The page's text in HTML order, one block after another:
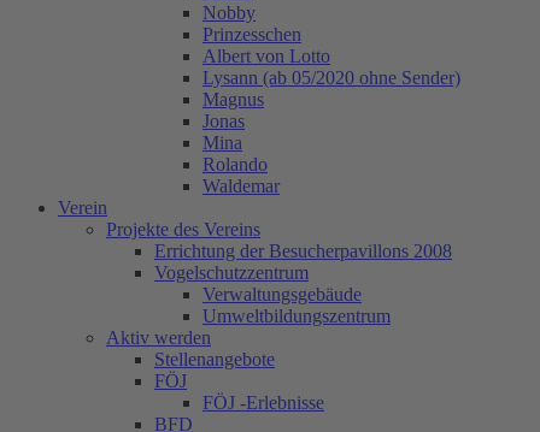
Nobby
Prinzesschen
Albert von Lotto
Lysann (ab 05/2020 ohne Sender)
Magnus
Jonas
Mina
Rolando
Waldemar
Verein
Projekte des Vereins
Errichtung der Besucherpavillons 2008
Vogelschutzzentrum
Verwaltungsgebäude
Umweltbildungszentrum
Aktiv werden
Stellenangebote
FÖJ
FÖJ -Erlebnisse
BFD